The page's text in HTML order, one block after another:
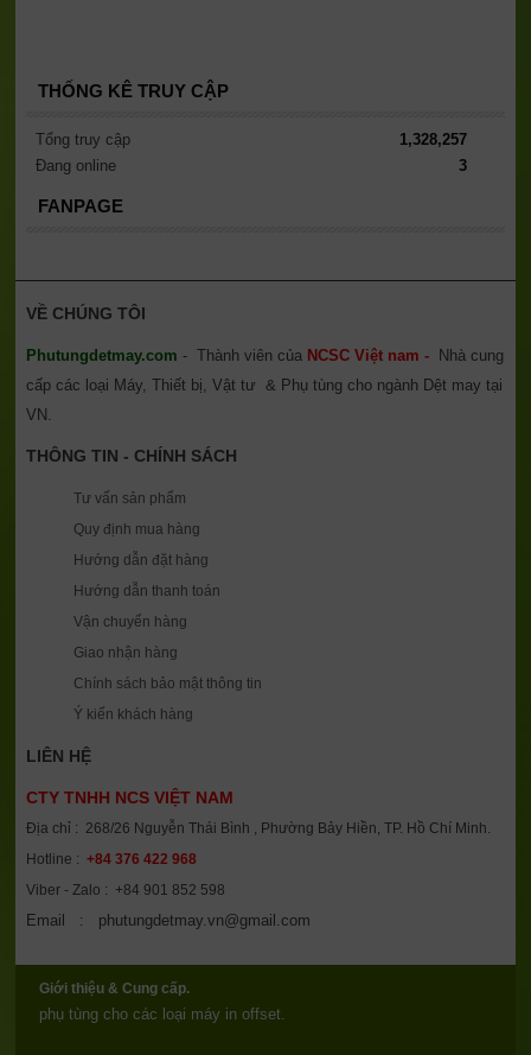
Giới thiệu & Cung cấp.
phụ tùng cho các loại máy in offset.
THỐNG KÊ TRUY CẬP
Tổng truy cập
1,328,257
Đang online
3
FANPAGE
VỀ CHÚNG TÔI
Phutungdetmay.com - Thành viên của NCSC Việt nam -Nhà cung
cấp các loại Máy, Thiết bị, Vật tư & Phụ tùng cho ngành Dệt may tại
VN.
THÔNG TIN - CHÍNH SÁCH
Tư vấn sản phẩm
Quy định mua hàng
Hướng dẫn đặt hàng
Hướng dẫn thanh toán
Vận chuyển hàng
Giao nhận hàng
Chính sách bảo mật thông tin
Ý kiến khách hàng
LIÊN HỆ
CTY TNHH NCS VIỆT NAM
Địa chỉ : 268/26 Nguyễn Thái Bình , Phường Bảy Hiền, TP. Hồ Chí Minh.
Hotline : +84 376 422 968
Viber - Zalo : +84 901 852 598
Email : phutungdetmay.vn@gmail.com